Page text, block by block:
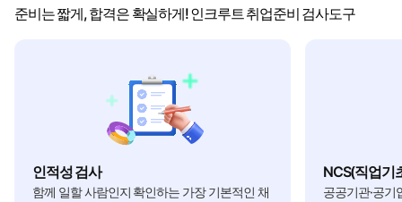
준비는 짧게, 합격은 확실하게! 인크루트 취업준비 검사도구
인적성 검사
함께 일할 사람인지 확인하는 가장 기본적인 채
NCS(직업기
공공기관·공기